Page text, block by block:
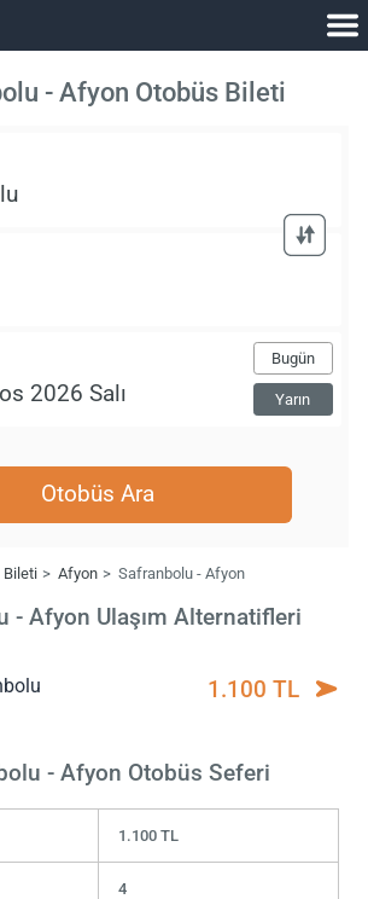
- Afyon Otobüs Bileti
Bugün
Yarın
Otobüs Ara
Bileti Afyon Safranbolu - Afyon
- Afyon Ulaşım Alternatifleri
1.100 TL
- Afyon Otobüs Seferi
1.100 TL
4